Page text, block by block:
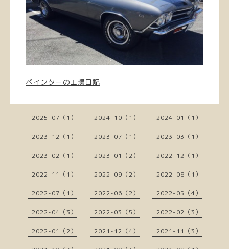
ペインターの工場日記
2025-07（1） 2024-10（1） 2024-01（1）
2023-12（1） 2023-07（1） 2023-03（1）
2023-02（1） 2023-01（2） 2022-12（1）
2022-11（1） 2022-09（2） 2022-08（1）
2022-07（1） 2022-06（2） 2022-05（4）
2022-04（3） 2022-03（5） 2022-02（3）
2022-01（2） 2021-12（4） 2021-11（3）